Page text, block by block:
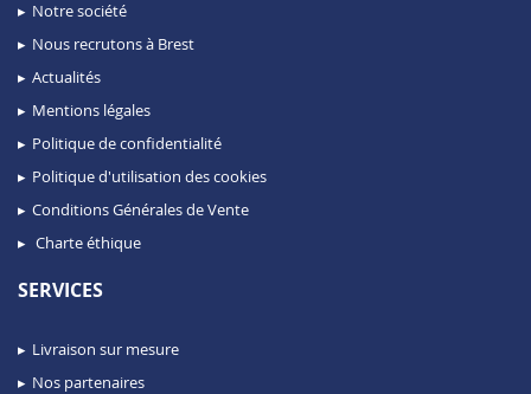
Notre société
Nous recrutons à Brest
Actualités
Mentions légales
Politique de confidentialité
Politique d'utilisation des cookies
Conditions Générales de Vente
Charte éthique
SERVICES
Livraison sur mesure
Nos partenaires